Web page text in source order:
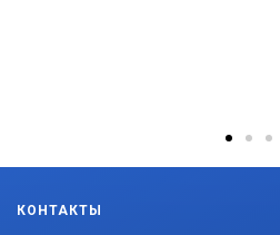
КОНТАКТЫ